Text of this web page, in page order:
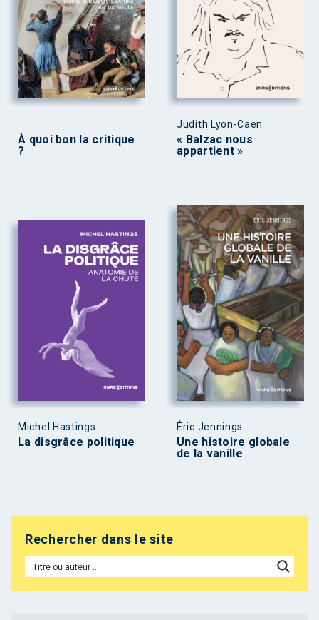
À quoi bon la critique
?
Judith Lyon-Caen
« Balzac nous
appartient »
Michel Hastings
La disgrâce politique
Éric Jennings
Une histoire globale
de la vanille
Rechercher dans le site